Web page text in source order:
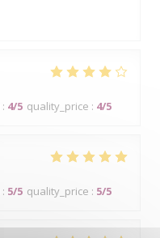
: 4/5 quality_price : 4/5
: 5/5 quality_price : 5/5